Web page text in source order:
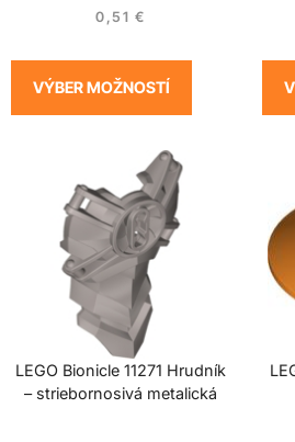
0,51 €
VÝBER MOŽNOSTÍ
LEGO Bionicle 11271 Hrudník
– striebornosivá metalická